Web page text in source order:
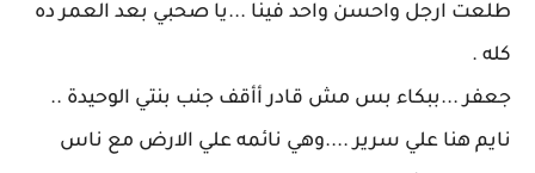
طلعت ارجل واحسن واحد فينا ...يا صحبي بعد العمر ده
كله .
جعفر ...ببكاء بس مش قادر أأقف جنب بنتي الوحيدة ..
نايم هنا علي سرير ....وهي نائمه علي الارض مع ناس